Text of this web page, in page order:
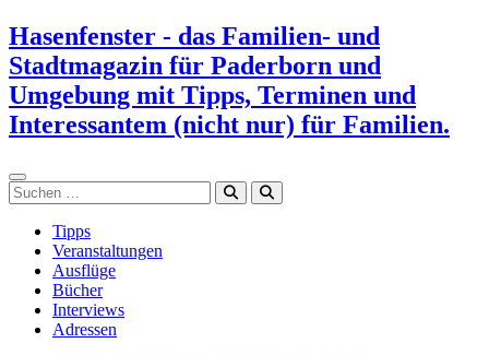
Zum
Inhalt
springen
Hasenfenster - das Familien- und
Stadtmagazin für Paderborn und
Umgebung mit Tipps, Terminen und
Interessantem (nicht nur) für Familien.
Suchen
Tipps
Veranstaltungen
Ausflüge
Bücher
Interviews
Adressen